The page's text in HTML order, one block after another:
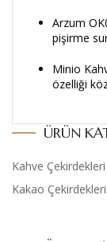
Arzum
pişirme
Minio
özelliği
ÜRÜN
Kahve Çekirdekleri
Kakao Çekirdekleri